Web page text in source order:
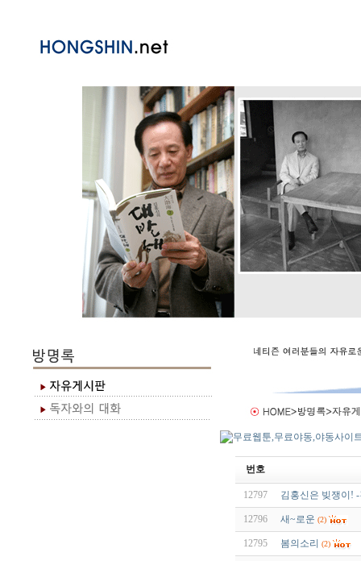
번호
12797 김홍신은 빚쟁이!
12796 새~로운 (2)
12795 봄의소리 (2)